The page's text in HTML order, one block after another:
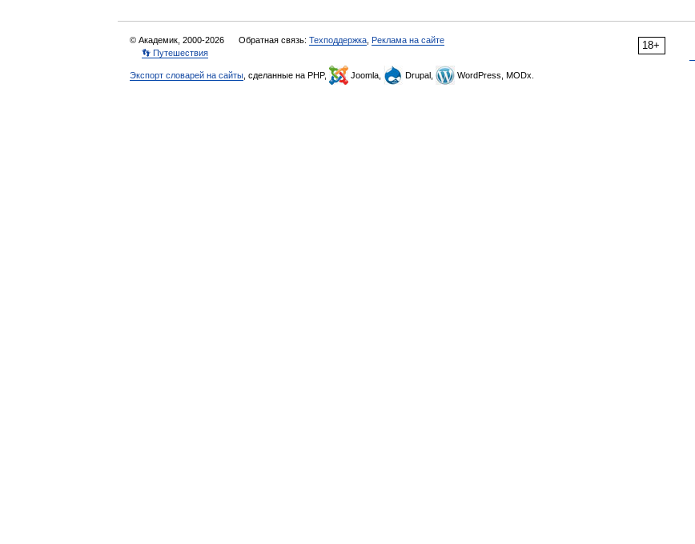
18+
© Академик, 2000-2026 Обратная связь: Техподдержка Реклама на сайте
👣 Путешествия
Экспорт словарей на сайты , сделанные на PHP, Joomla, Drupal, WordPress, MODx.